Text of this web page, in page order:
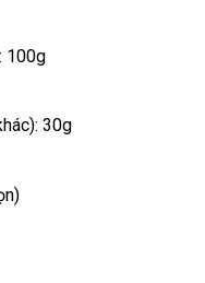
100g
30g